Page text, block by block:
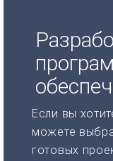
Если вы
можете
готовых